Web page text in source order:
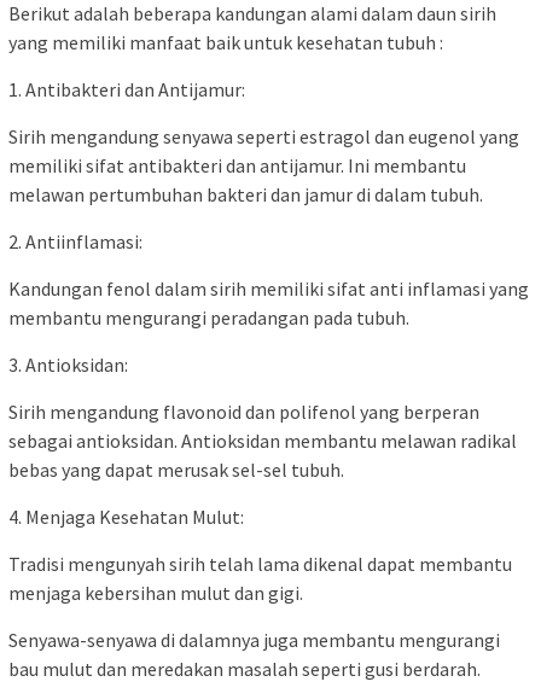
Berikut adalah beberapa kandungan alami dalam daun sirih
yang memiliki manfaat baik untuk kesehatan tubuh :
1. Antibakteri dan Antijamur:
Sirih mengandung senyawa seperti estragol dan eugenol yang
memiliki sifat antibakteri dan antijamur. Ini membantu
melawan pertumbuhan bakteri dan jamur di dalam tubuh.
2. Antiinflamasi:
Kandungan fenol dalam sirih memiliki sifat anti inflamasi yang
membantu mengurangi peradangan pada tubuh.
3. Antioksidan:
Sirih mengandung flavonoid dan polifenol yang berperan
sebagai antioksidan. Antioksidan membantu melawan radikal
bebas yang dapat merusak sel-sel tubuh.
4. Menjaga Kesehatan Mulut:
Tradisi mengunyah sirih telah lama dikenal dapat membantu
menjaga kebersihan mulut dan gigi.
Senyawa-senyawa di dalamnya juga membantu mengurangi
bau mulut dan meredakan masalah seperti gusi berdarah.